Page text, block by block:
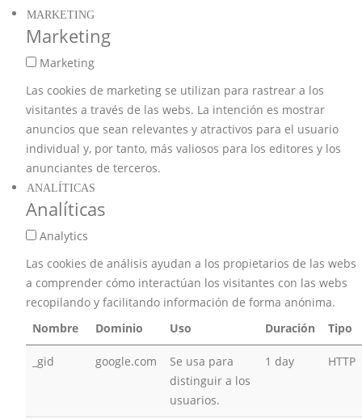
MARKETING
Marketing
Marketing
Las cookies de marketing se utilizan para rastrear a los
visitantes a través de las webs. La intención es mostrar
anuncios que sean relevantes y atractivos para el usuario
individual y, por tanto, más valiosos para los editores y los
anunciantes de terceros.
ANALÍTICAS
Analíticas
Analytics
Las cookies de análisis ayudan a los propietarios de las webs
a comprender cómo interactúan los visitantes con las webs
recopilando y facilitando información de forma anónima.
Nombre
Dominio Uso Duración Tipo
_gid google.com
Se usa para
distinguir a los
usuarios.
1 day HTTP